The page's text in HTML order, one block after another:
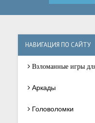
НАВИГАЦИЯ ПО САЙТУ
Взломанные игры
Аркады
Головоломки